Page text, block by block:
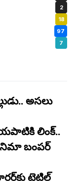
2
18
97
7
అసలు
లింక్..
బంపర్
టైటిల్